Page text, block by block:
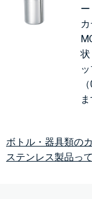
ま
ボトル・器具類の
ステンレス製品っ